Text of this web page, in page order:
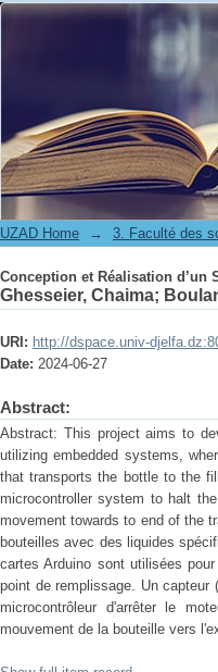
Conception et Réalisation d’un
UZAD Home →
Conception et Réalisation d’un
Ghesseier, Chaima;
URI: http://dspace.univ-
Date: 2024-06-27
Abstract:
Abstract: This project aims to
utilizing embedded systems,
that transports the bottle to the
microcontroller system to halt
movement towards to end of the
bouteilles avec des liquides
cartes Arduino sont utilisées
point de remplissage. Un
microcontrôleur d'arrêter le
mouvement de la bouteille vers